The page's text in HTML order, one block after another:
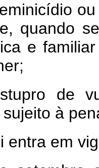
quando
e
de
à
entra em